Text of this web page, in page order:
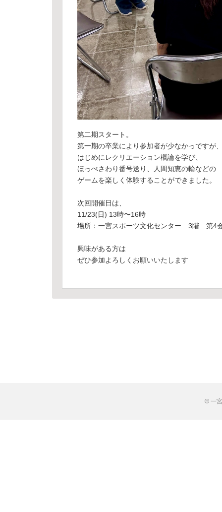
第二期スタート。
第一期の卒業により参加者が少なかっですが
はじめにレクリエーション概論を学び、
ほっぺさわり番号送り、人間知恵の輪などの
ゲームを楽しく体験することができました。
次回開催日は、
11/23(日) 13時〜16時
場所：一宮スポーツ文化センター 3階 第4
興味がある方は
ぜひ参加よろしくお願いいたします
© 一